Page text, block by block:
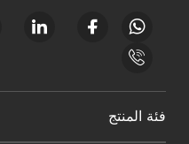
فئة المنتج